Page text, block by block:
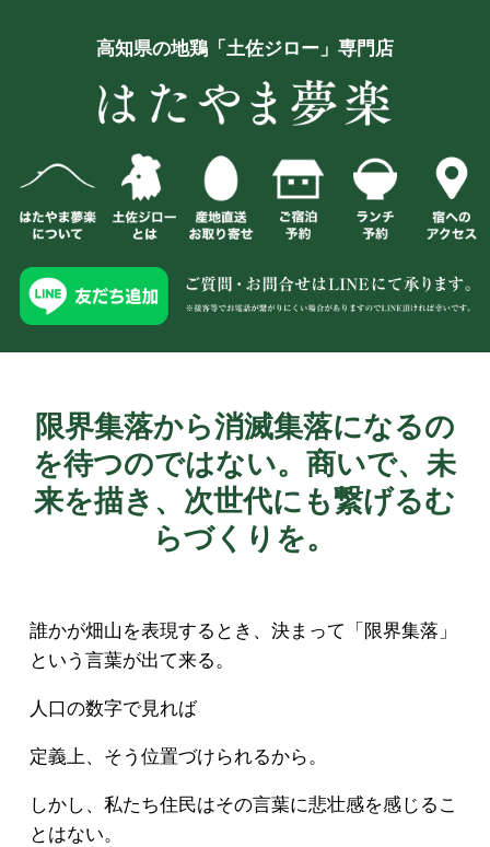
高知県の地鶏「土佐ジロー」専門店
限界集落から消滅集落になるの
を待つのではない。商いで、未
来を描き、次世代にも繋げるむ
らづくりを。
誰かが畑山を表現するとき、決まって「限界集落」
という言葉が出て来る。
人口の数字で見れば
定義上、そう位置づけられるから。
しかし、私たち住民はその言葉に悲壮感を感じるこ
とはない。